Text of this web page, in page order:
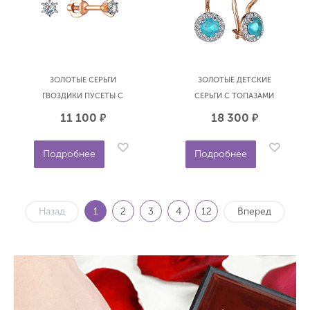
ЗОЛОТЫЕ СЕРЬГИ
ГВОЗДИКИ ПУСЕТЫ С
ФИАНИТАМИ SOUL
11 100 р.
Подробнее
ЗОЛОТЫЕ ДЕТСКИЕ
СЕРЬГИ С ТОПАЗАМИ
SWISS И ФИАНИТАМИ
18 300 р.
Подробнее
Назад 1 2 3 4 12 Вперед